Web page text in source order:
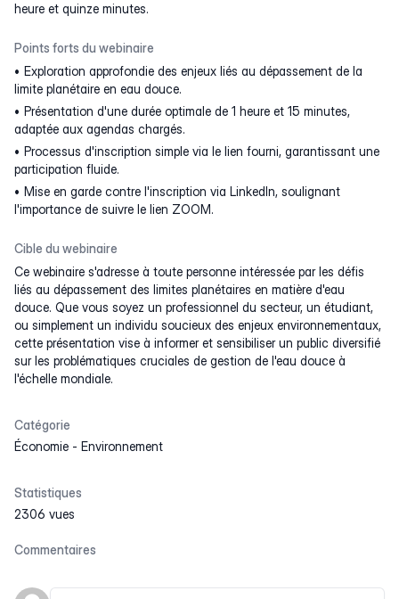
heure et quinze minutes.
Points forts du webinaire
Exploration approfondie des enjeux liés au dépassement de la
limite planétaire en eau douce.
Présentation d'une durée optimale de 1 heure et 15 minutes,
adaptée aux agendas chargés.
Processus d'inscription simple via le lien fourni, garantissant une
participation fluide.
Mise en garde contre l'inscription via LinkedIn, soulignant
l'importance de suivre le lien ZOOM.
Cible du webinaire
Ce webinaire s'adresse à toute personne intéressée par les défis
liés au dépassement des limites planétaires en matière d'eau
douce. Que vous soyez un professionnel du secteur, un étudiant,
ou simplement un individu soucieux des enjeux environnementaux,
cette présentation vise à informer et sensibiliser un public diversifié
sur les problématiques cruciales de gestion de l'eau douce à
l'échelle mondiale.
Catégorie
Économie - Environnement
Statistiques
2306 vues
Commentaires